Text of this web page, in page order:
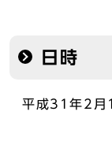
日時
平成31年2